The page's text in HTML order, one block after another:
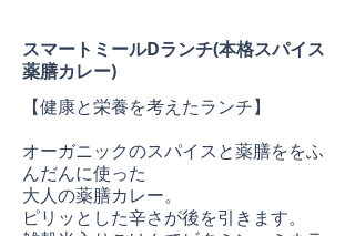
スマートミールDランチ(本格スパイス
薬膳カレー)
【健康と栄養を考えたランチ】
オーガニックのスパイスと薬膳ををふ
んだんに使った
大人の薬膳カレー。
ピリッとした辛さが後を引きます。